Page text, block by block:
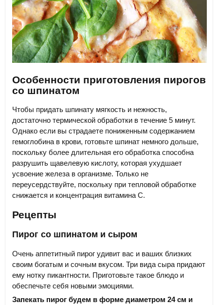
Особенности приготовления пирогов
со шпинатом
Чтобы придать шпинату мягкость и нежность,
достаточно термической обработки в течение 5 минут.
Однако если вы страдаете пониженным содержанием
гемоглобина в крови, готовьте шпинат немного дольше,
поскольку более длительная его обработка способна
разрушить щавелевую кислоту, которая ухудшает
усвоение железа в организме. Только не
переусердствуйте, поскольку при тепловой обработке
снижается и концентрация витамина С.
Рецепты
Пирог со шпинатом и сыром
Очень аппетитный пирог удивит вас и ваших близких
своим богатым и сочным вкусом. Три вида сыра придают
ему нотку пикантности. Приготовьте такое блюдо и
обеспечьте себя новыми эмоциями.
Запекать пирог будем в форме диаметром 24 см и